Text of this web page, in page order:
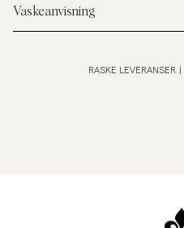
Vaskeanvisning
RASKE LEVERANSER